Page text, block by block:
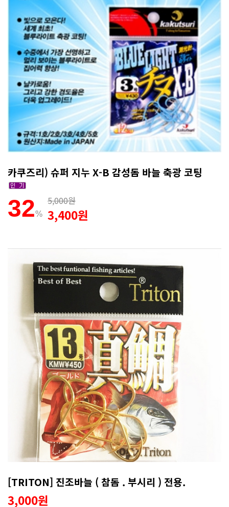
카쿠즈리) 슈퍼 지누 X-B 감성돔 바늘 축광 코팅
32%
5,000원
3,400원
[TRITON] 진조바늘 ( 참돔 . 부시리 ) 전용.
3,000원